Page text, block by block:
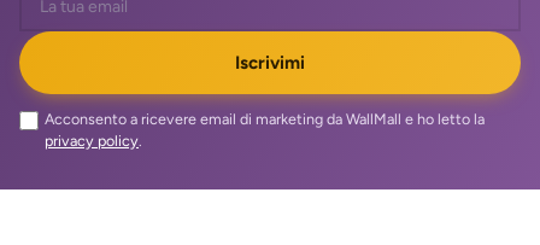
Iscrivimi
Acconsento a ricevere email di marketing da WallMall e ho letto la
privacy policy.